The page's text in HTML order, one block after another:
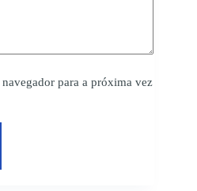
navegador para a próxima vez